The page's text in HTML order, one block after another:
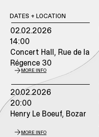
DATES + LOCATION
02.02.2026
14:00
Concert Hall, Rue de la
Régence 30
MORE INFO
20.02.2026
20:00
Henry Le Boeuf, Bozar
MORE INFO